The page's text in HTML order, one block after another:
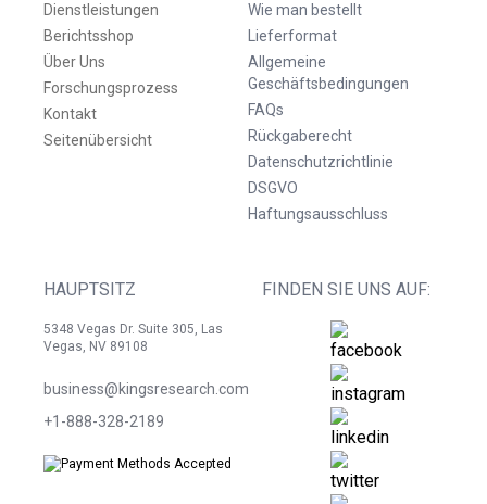
Dienstleistungen
Berichtsshop
Über Uns
Forschungsprozess
Kontakt
Seitenübersicht
Wie man bestellt
Lieferformat
Allgemeine
Geschäftsbedingungen
FAQs
Rückgaberecht
Datenschutzrichtlinie
DSGVO
Haftungsausschluss
HAUPTSITZ
5348 Vegas Dr. Suite 305, Las
Vegas, NV 89108
business@kingsresearch.com
+1-888-328-2189
FINDEN SIE UNS AUF: